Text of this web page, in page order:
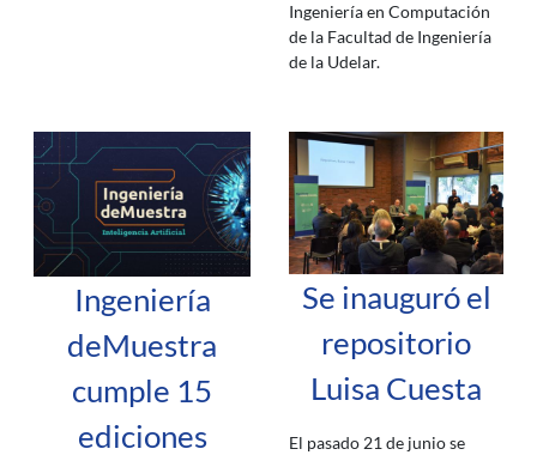
Ingeniería en Computación
de la Facultad de Ingeniería
de la Udelar.
Ingeniería
deMuestra
cumple 15
ediciones
Se inauguró el
repositorio
Luisa Cuesta
El pasado 21 de junio se